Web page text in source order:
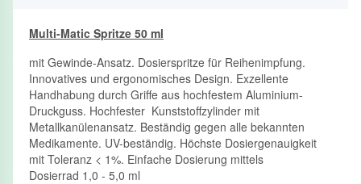
Multi-Matic Spritze 50 ml
mit Gewinde-Ansatz. Dosierspritze für Reihenimpfung.
Innovatives und ergonomisches Design. Exzellente
Handhabung durch Griffe aus hochfestem Aluminium-
Druckguss. Hochfester Kunststoffzylinder mit
Metallkanülenansatz. Beständig gegen alle bekannten
Medikamente. UV-beständig. Höchste Dosiergenauigkeit
mit Toleranz < 1%. Einfache Dosierung mittels
Dosierrad 1,0 - 5,0 ml